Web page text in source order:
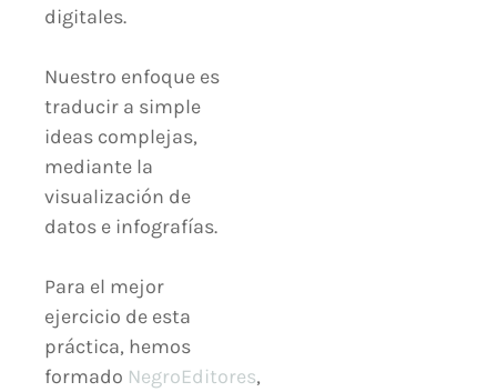
digitales.
Nuestro enfoque es
traducir a simple
ideas complejas,
mediante la
visualización de
datos e infografías.
Para el mejor
ejercicio de esta
práctica, hemos
formado NegroEditores,